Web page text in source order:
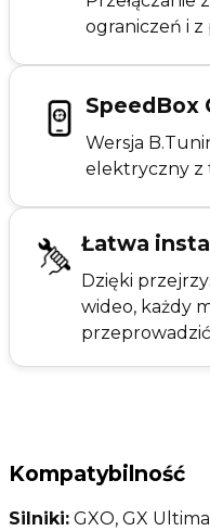
ograniczeń i
SpeedBox
Wersja
elektryczny z
Łatwa
Dzięki
wideo, każdy
Kompatybilność
Silniki: GXO, GX